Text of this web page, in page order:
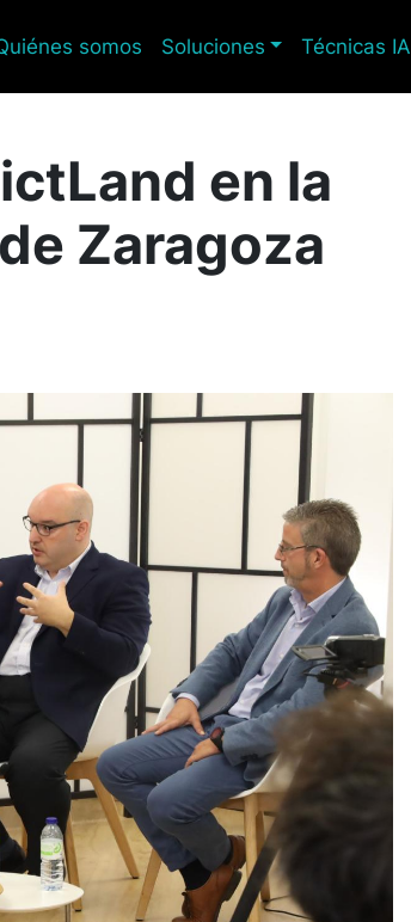
somos Soluciones Técnicas IA
en la
Zaragoza